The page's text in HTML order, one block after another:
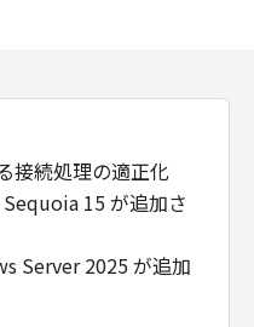
ヤノン、キヤノン
を含め、いかなる
とを問わず一切し
連会社、それらの販
諾ソフトウエア」
生ずるいかなる損害
的または付随的な
れない）につい
接続処理の適正化
15 が追加さ
Server 2025 が追加